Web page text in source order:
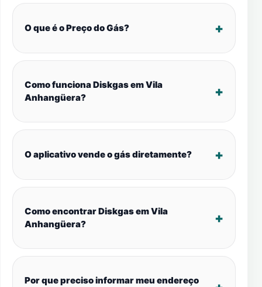
O que é o Preço do Gás?
Como funciona Diskgas em Vila
Anhangüera?
O aplicativo vende o gás diretamente?
Como encontrar Diskgas em Vila
Anhangüera?
Por que preciso informar meu endereço